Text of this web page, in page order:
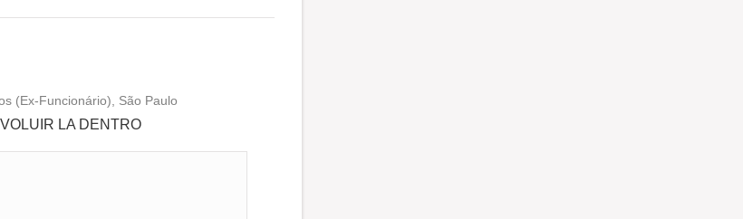
a vida familiar
(Ex-Funcionário), São Paulo
LA DENTRO